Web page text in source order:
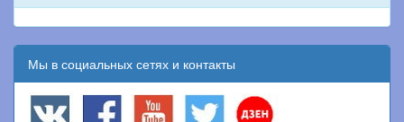
Мы в социальных сетях и контакты